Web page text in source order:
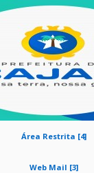
Área Restrita [4]
Web Mail [3]